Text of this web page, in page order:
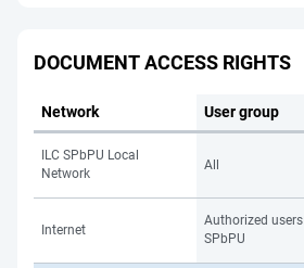
DOCUMENT ACCESS RIGHTS
Network User group
ILC SPbPU Local
Network
All
Internet
Authorized users
SPbPU